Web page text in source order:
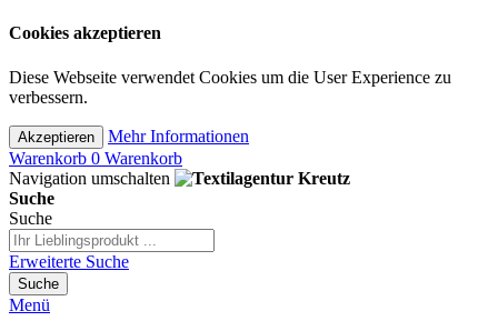
Cookies akzeptieren
Diese Webseite verwendet Cookies um die User Experience zu
verbessern.
Akzeptieren
Mehr Informationen
Warenkorb 0 Warenkorb
Navigation umschalten
Suche
Suche
Erweiterte Suche
Suche
Menü